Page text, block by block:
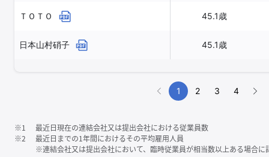
ＴＯＴＯ 45.1歳
日本山村硝子 45.1歳
1 2 3 4
※1
最近日現在の連結会社又は提出会社における従業員数
※2
最近日までの1年間におけるその平均雇用人員
※連結会社又は提出会社において、臨時従業員が相当数以上ある場合に